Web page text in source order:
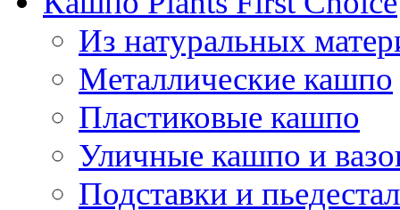
Из натуральных
Металлические кашпо
Пластиковые кашпо
Уличные кашпо и
Подставки и